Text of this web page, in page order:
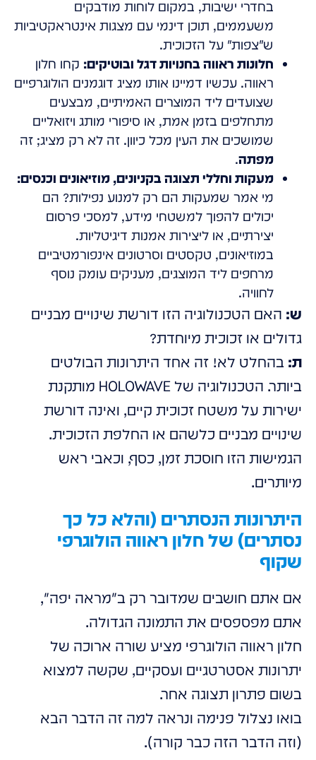
בחדרי ישיבות, במקום לוחות מודבקים
משעממים, תוכן דינמי עם מצגות אינטראקטיביות
ש"צפות" על הזכוכית.
חלונות ראווה בחנויות דגל ובוטיקים: קחו חלון
ראווה. עכשיו דמיינו אותו מציג דוגמנים הולוגרפיים
שצועדים ליד המוצרים האמיתיים, מבצעים
מתחלפים בזמן אמת, או סיפורי מותג ויזואליים
שמושכים את העין מכל כיוון. זה לא רק מציג; זה
מפתה.
מעקות וחללי תצוגה בקניונים, מוזיאונים וכנסים:
מי אמר שמעקות הם רק למנוע נפילות? הם
יכולים להפוך למשטחי מידע, למסכי פרסום
יצירתיים, או ליצירות אמנות דיגיטליות.
במוזיאונים, טקסטים וסרטונים אינפורמטיביים
מרחפים ליד המוצגים, מעניקים עומק נוסף
לחוויה.
ש: האם הטכנולוגיה הזו דורשת שינויים מבניים
גדולים או זכוכית מיוחדת?
ת: בהחלט לא! זה אחד היתרונות הבולטים
ביותר. הטכנולוגיה של HOLOWAVE מותקנת
ישירות על משטח זכוכית קיים, ואינה דורשת
שינויים מבניים כלשהם או החלפת הזכוכית.
הגמישות הזו חוסכת זמן, כסף, וכאבי ראש
מיותרים.
היתרונות הנסתרים (והלא כל כך
נסתרים) של חלון ראווה הולוגרפי
שקוף
אם אתם חושבים שמדובר רק ב"מראה יפה",
אתם מפספסים את התמונה הגדולה.
חלון ראווה הולוגרפי מציע שורה ארוכה של
יתרונות אסטרטגיים ועסקיים, שקשה למצוא
בשום פתרון תצוגה אחר.
בואו נצלול פנימה ונראה למה זה הדבר הבא
(וזה הדבר הזה כבר קורה).